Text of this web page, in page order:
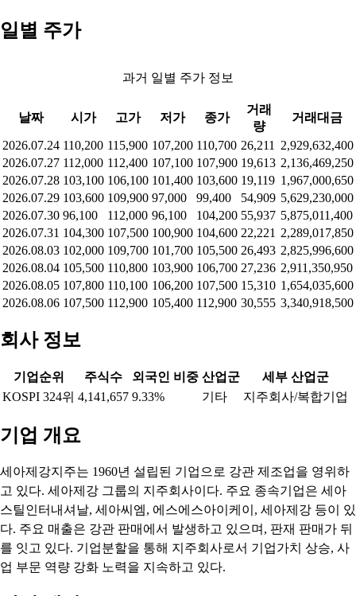
일별 주가
과거 일별 주가 정보
날짜 시가 고가 저가 종가
거래
량
거래대금
2026.07.24 110,200 115,900 107,200 110,700 26,211
2,929,632,400
2026.07.27 112,000 112,400 107,100 107,900 19,613 2,136,469,250
2026.07.28 103,100 106,100 101,400 103,600 19,119 1,967,000,650
2026.07.29 103,600 109,900 97,000 99,400 54,909 5,629,230,000
2026.07.30 96,100 112,000 96,100 104,200 55,937 5,875,011,400
2026.07.31 104,300 107,500 100,900 104,600 22,221 2,289,017,850
2026.08.03 102,000 109,700 101,700 105,500 26,493 2,825,996,600
2026.08.04 105,500 110,800 103,900 106,700 27,236 2,911,350,950
2026.08.05 107,800 110,100 106,200 107,500 15,310 1,654,035,600
2026.08.06 107,500 112,900 105,400 112,900 30,555 3,340,918,500
회사 정보
기업순위 주식수 외국인 비중 산업군
세부 산업군
KOSPI 324위 4,141,657 9.33% 기타 지주회사/복합기업
기업 개요
세아제강지주는 1960년 설립된 기업으로 강관 제조업을 영위하
고 있다. 세아제강 그룹의 지주회사이다. 주요 종속기업은 세아
스틸인터내셔날, 세아씨엠, 에스에스아이케이, 세아제강 등이 있
다. 주요 매출은 강관 판매에서 발생하고 있으며, 판재 판매가 뒤
를 잇고 있다. 기업분할을 통해 지주회사로서 기업가치 상승, 사
업 부문 역량 강화 노력을 지속하고 있다.